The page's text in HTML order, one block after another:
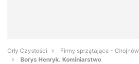
Orły Czystości
Firmy sprzątające - Chojnów
Borys Henryk. Kominiarstwo